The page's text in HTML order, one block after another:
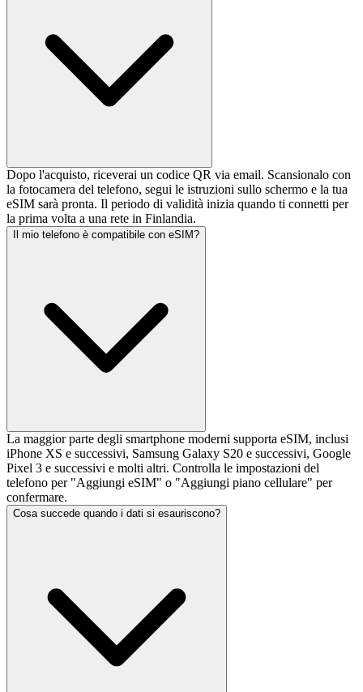
Dopo l'acquisto, riceverai un codice QR via email. Scansionalo con
la fotocamera del telefono, segui le istruzioni sullo schermo e la tua
eSIM sarà pronta. Il periodo di validità inizia quando ti connetti per
la prima volta a una rete in Finlandia.
Il mio telefono è compatibile con eSIM?
La maggior parte degli smartphone moderni supporta eSIM, inclusi
iPhone XS e successivi, Samsung Galaxy S20 e successivi, Google
Pixel 3 e successivi e molti altri. Controlla le impostazioni del
telefono per "Aggiungi eSIM" o "Aggiungi piano cellulare" per
confermare.
Cosa succede quando i dati si esauriscono?